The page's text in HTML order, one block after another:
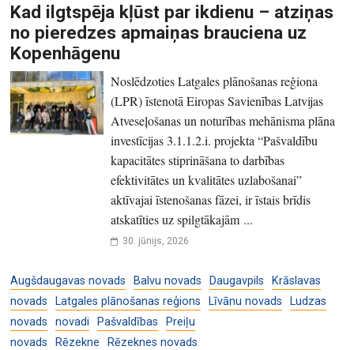
Kad ilgtspēja kļūst par ikdienu – atziņas
no pieredzes apmaiņas brauciena uz
Kopenhāgenu
Noslēdzoties Latgales plānošanas reģiona
(LPR) īstenotā Eiropas Savienības Latvijas
Atveseļošanas un noturības mehānisma plāna
investīcijas 3.1.1.2.i. projekta “Pašvaldību
kapacitātes stiprināšana to darbības
efektivitātes un kvalitātes uzlabošanai”
aktīvajai īstenošanas fāzei, ir īstais brīdis
atskatīties uz spilgtākajām ...
30. jūnijs, 2026
Augšdaugavas novads Balvu novads Daugavpils
Krāslavas
novads
Latgales plānošanas reģions Līvānu novads
Ludzas
novads
novadi Pašvaldības
Preiļu
novads
Rēzekne Rēzeknes novads